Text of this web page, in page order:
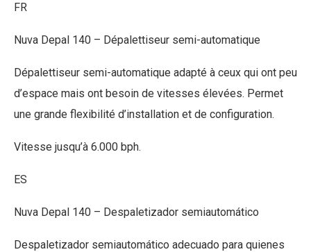
FR
Nuva Depal 140 – Dépalettiseur semi-automatique
Dépalettiseur semi-automatique adapté à ceux qui ont peu
d’espace mais ont besoin de vitesses élevées. Permet
une grande flexibilité d’installation et de configuration.
Vitesse jusqu’à 6.000 bph.
ES
Nuva Depal 140 – Despaletizador semiautomático
Despaletizador semiautomático adecuado para quienes